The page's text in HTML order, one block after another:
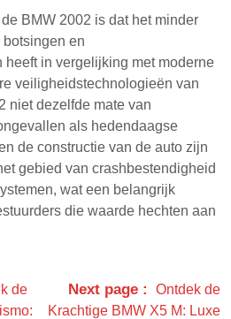
BMW 2002 is dat het minder
en
in vergelijking met moderne
veiligheidstechnologieën van
niet dezelfde mate van
als hedendaagse
de constructie van de auto zijn
gebied van crashbestendigheid
wat een belangrijk
die waarde hechten aan
de
Next page
Ontdek de
Krachtige BMW X5 M: Luxe